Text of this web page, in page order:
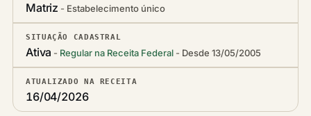
Matriz Estabelecimento único
SITUAÇÃO CADASTRAL
Ativa Regular na Receita Federal Desde 13/05/2005
ATUALIZADO NA RECEITA
16/04/2026